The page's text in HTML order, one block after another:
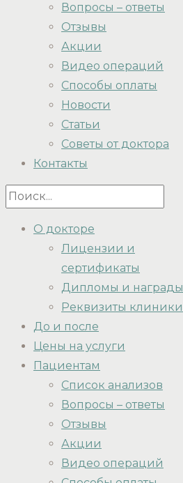
Вопросы – ответы
Отзывы
Акции
Видео операций
Способы оплаты
Новости
Статьи
Советы от доктора
Контакты
О докторе
Лицензии и
сертификаты
Дипломы и награды
Реквизиты клиники
До и после
Цены на услуги
Пациентам
Список анализов
Вопросы – ответы
Отзывы
Акции
Видео операций